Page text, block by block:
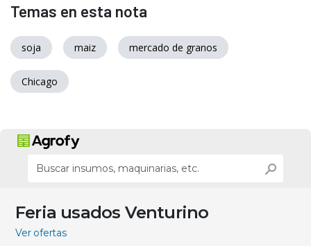
Temas en esta nota
soja maiz mercado de granos
Chicago
Feria usados Venturino
Ver ofertas